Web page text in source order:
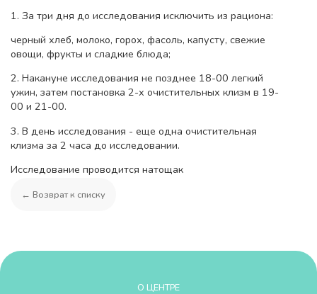
1. За три дня до исследования исключить из рациона:
черный хлеб, молоко, горох, фасоль, капусту, свежие
овощи, фрукты и сладкие блюда;
2. Накануне исследования не позднее 18-00 легкий
ужин, затем постановка 2-х очистительных клизм в 19-
00 и 21-00.
3. В день исследования - еще одна очистительная
клизма за 2 часа до исследовании.
Исследование проводится натощак
← Возврат к списку
О ЦЕНТРЕ